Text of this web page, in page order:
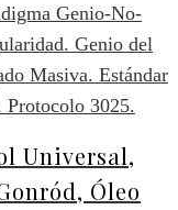
Universal,
Óleo